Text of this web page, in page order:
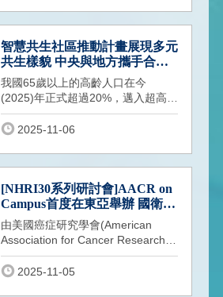
智慧共生社區推動計畫展現多元
共生樣貌 中央與地方攜手合作
共創智慧共生社區在地典範
我國65歲以上的高齡人口在今
(2025)年正式超過20%，邁入超高齡
社會，並且預估在2050年將超過我
國人口的1/3，平
2025-11-06
[NHRI30系列研討會]AACR on
Campus首度在東亞舉辦 國衛院
與成大醫學院攜手AACR共同推
動癌症轉譯研究
由美國癌症研究學會(American
Association for Cancer Research,
AACR)與國家衛生研究院、成功大
學醫學院共同
2025-11-05